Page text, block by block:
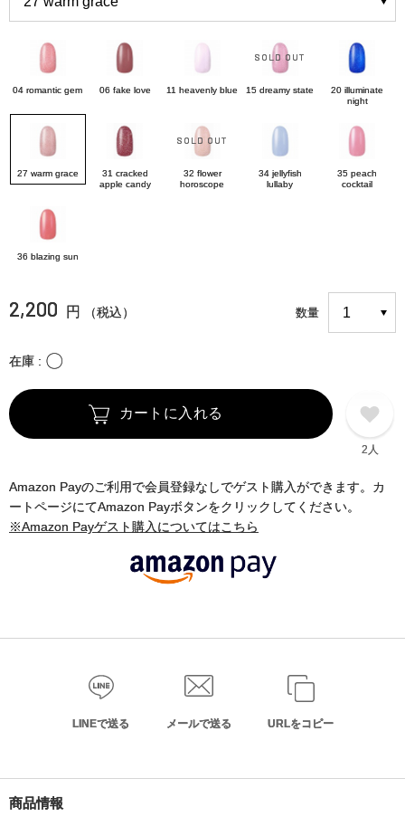
04 romantic gem 06 fake love 11 heavenly blue 15 dreamy state
20 illuminate
night
27 warm grace
31 cracked
apple candy
32 flower
horoscope
34 jellyfish
lullaby
35 peach
cocktail
36 blazing sun
2,200 円 （税込） 数量
在庫 〇
カートに入れる
2人
Amazon Payのご利用で会員登録なしでゲスト購入ができます。カ
ートページにてAmazon Payボタンをクリックしてください。
※Amazon Payゲスト購入についてはこちら
LINEで送る メールで送る URLをコピー
商品情報